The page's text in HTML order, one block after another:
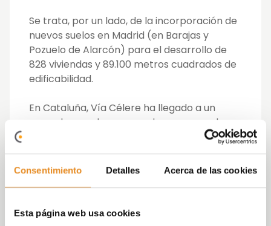
Consentimiento Detalles Acerca de las cookies
Esta página web usa cookies
Se trata, por un lado, de la incorporación de
nuevos suelos en Madrid (en Barajas y
Pozuelo de Alarcón) para el desarrollo de
828 viviendas y 89.100 metros cuadrados de
edificabilidad.
En Cataluña, Vía Célere ha llegado a un
acuerdo para la compra de nuevos suelos
tanto en Barcelona como en Girona y así
poder realizar la promoción de 242 nuevas
viviendas con una edificabilidad de 23.610
Por último, la compañía también se ha